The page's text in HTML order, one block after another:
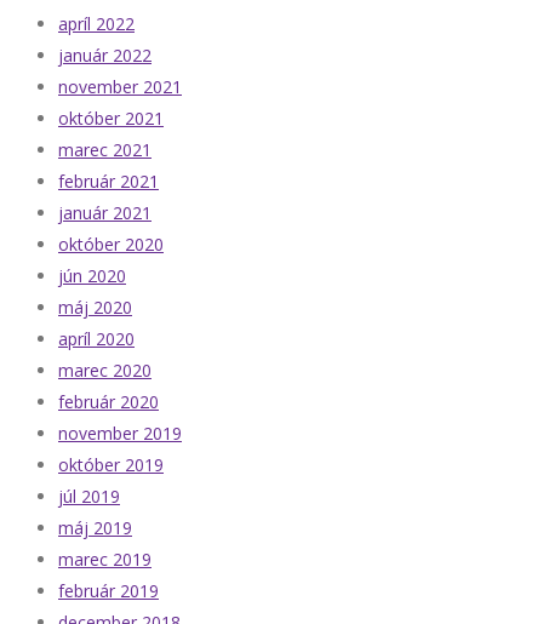
apríl 2022
január 2022
november 2021
október 2021
marec 2021
február 2021
január 2021
október 2020
jún 2020
máj 2020
apríl 2020
marec 2020
február 2020
november 2019
október 2019
júl 2019
máj 2019
marec 2019
február 2019